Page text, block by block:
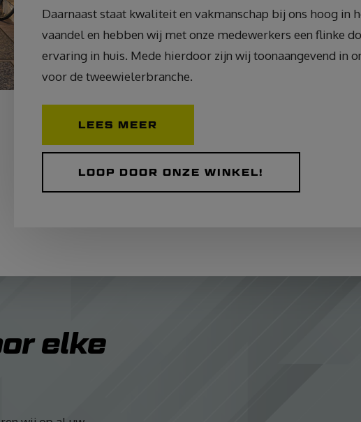
Daarnaast staat kwaliteit en vakmanschap bij ons hoog in
vaandel en hebben wij met onze medewerkers een flinke
ervaring in huis. Mede hierdoor zijn wij toonaangevend in
voor de tweewielerbranche.
LEES MEER
LOOP DOOR ONZE WINKEL!
elke